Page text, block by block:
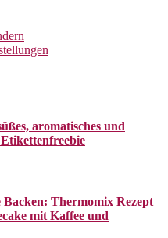
aromatisches und
Etikettenfreebie
Thermomix Rezept
mit Kaffee und